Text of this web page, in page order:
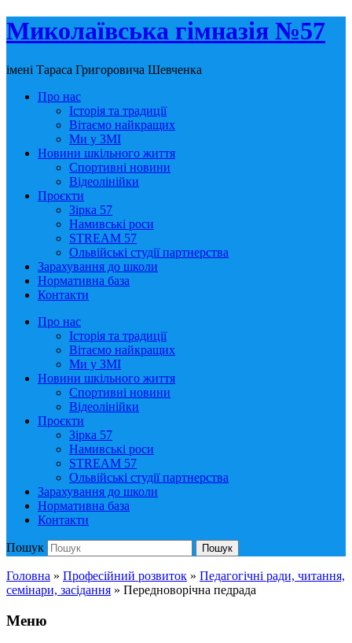
Миколаївська гімназія №57
імені Тараса Григоровича Шевченка
Про нас
Історія та традиції
Вітаємо найкращих
Ми у ЗМІ
Новини шкільного життя
Спортивні новини
Відеолінійки
Проєкти
Зірка 57
Намивські роси
STREAM 57
Ольвійські студії партнерства
Зарахування до школи
Нормативна база
Контакти
Про нас
Історія та традиції
Вітаємо найкращих
Ми у ЗМІ
Новини шкільного життя
Спортивні новини
Відеолінійки
Проєкти
Зірка 57
Намивські роси
STREAM 57
Ольвійські студії партнерства
Зарахування до школи
Нормативна база
Контакти
Пошук Пошук
Головна » Професійний розвиток » Педагогічні ради, читання,
семінари, засідання » Передноворічна педрада
Меню